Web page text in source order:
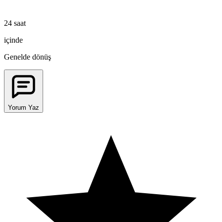
24 saat
içinde
Genelde dönüş
Yorum Yaz